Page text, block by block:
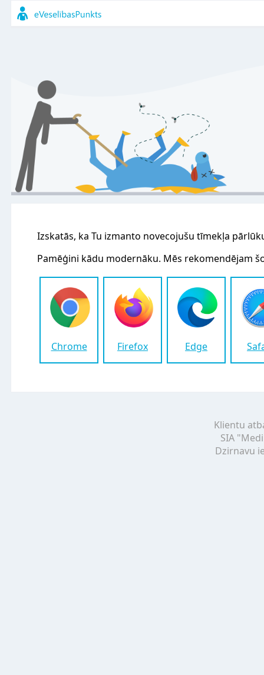
Izskatās, ka Tu izmanto novecojušu tīmekļa
Pamēģini kādu modernāku. Mēs rekomendējam
Chrome Firefox Edge
Klientu
SIA
Dzirnavu